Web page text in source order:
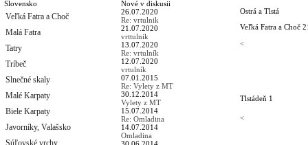
Slovensko
Veľká Fatra a Choč
Malá Fatra
Tatry
Tríbeč
Slnečné skaly
Malé Karpaty
Biele Karpaty
Javorníky, Valašsko
Súľovské vrchy
Nové v diskusii
26.07.2020
Re: vrtulnik
21.07.2020
vrttulnik
13.07.2020
Re: vrtulník
12.07.2020
vrtulník
07.01.2015
Re: Vylety z MT
30.12.2014
Vylety z MT
15.07.2014
Re: Omladina
14.07.2014
Omladina
Ostrá a Tlstá
Veľká Fatra a Choč
<
Tlstádeň 1
<